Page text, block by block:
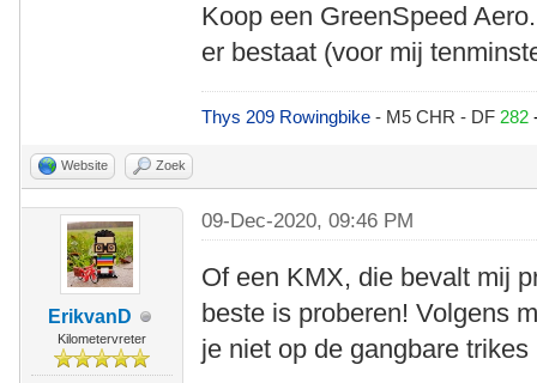
Koop een GreenSpeed
er bestaat (voor mij
Thys 209 Rowingbike- M5 CHR - DF 282
Website Zoek
ErikvanD
Kilometervreter
09-Dec-2020, 09:46 PM
Of een KMX, die bevalt mij
beste is proberen! Volgens
je niet op de gangbare trikes